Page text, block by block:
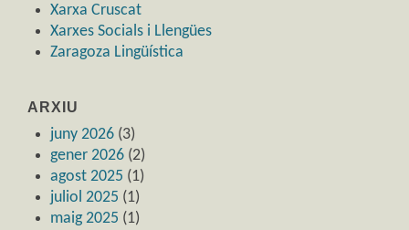
Xarxa Cruscat
Xarxes Socials i Llengües
Zaragoza Lingüística
ARXIU
juny 2026 (3)
gener 2026 (2)
agost 2025 (1)
juliol 2025 (1)
maig 2025 (1)